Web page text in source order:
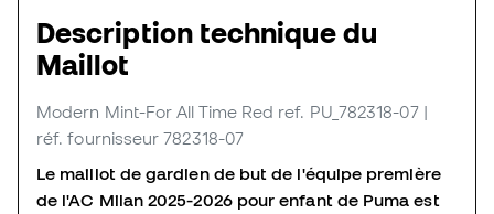
Description technique du
Maillot
Modern Mint-For All Time Red ref. PU_782318-07 |
réf. fournisseur 782318-07
Le maillot de gardien de but de l'équipe première
de l'AC Milan 2025-2026 pour enfant de Puma est